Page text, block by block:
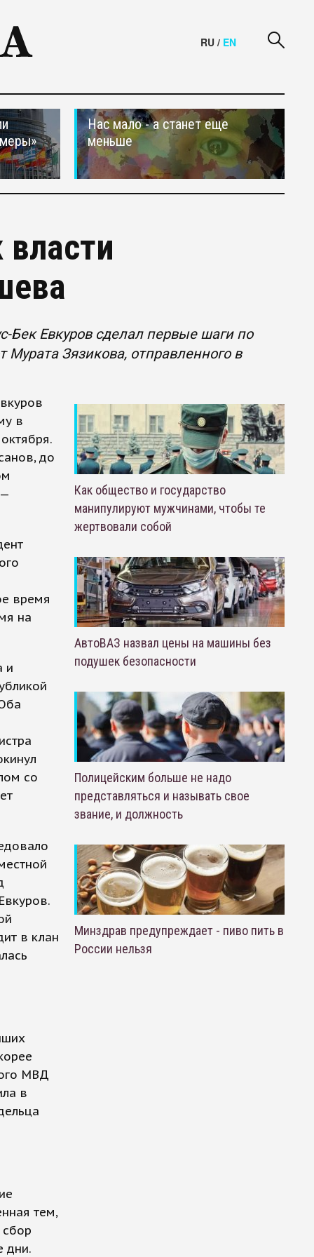
RU / EN
Нас мало - а станет еще
меньше
Бек Евкуров сделал первые шаги по
Зязикова, отправленного в
в
до
время
на
и
со
в клан
МВД
в
тем,
сбор
дни.
Как общество и государство
манипулируют мужчинами, чтобы те
жертвовали собой
АвтоВАЗ назвал цены на машины без
подушек безопасности
Полицейским больше не надо
представляться и называть свое
звание, и должность
Минздрав предупреждает - пиво пить в
России нельзя